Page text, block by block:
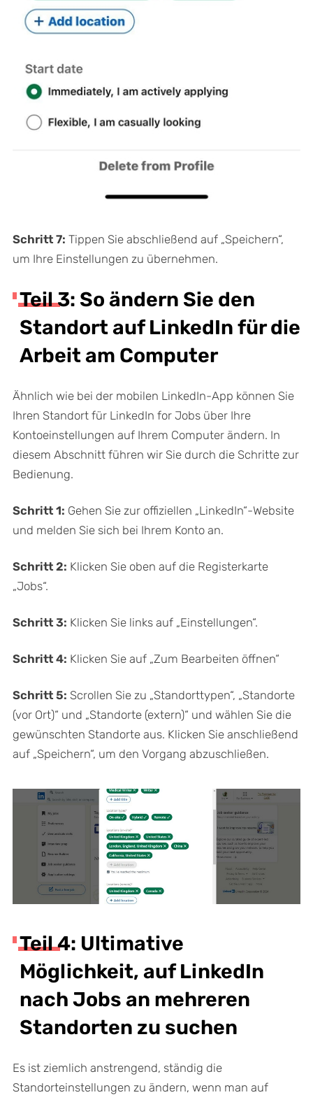
Schritt 7: Tippen Sie abschließend auf „Speichern“,
um Ihre Einstellungen zu übernehmen.
Teil 3: So ändern Sie den
Standort auf LinkedIn für die
Arbeit am Computer
Ähnlich wie bei der mobilen LinkedIn-App können Sie
Ihren Standort für LinkedIn for Jobs über Ihre
Kontoeinstellungen auf Ihrem Computer ändern. In
diesem Abschnitt führen wir Sie durch die Schritte zur
Bedienung.
Schritt 1: Gehen Sie zur offiziellen „LinkedIn“-Website
und melden Sie sich bei Ihrem Konto an.
Schritt 2: Klicken Sie oben auf die Registerkarte
„Jobs“.
Schritt 3: Klicken Sie links auf „Einstellungen“.
Schritt 4: Klicken Sie auf „Zum Bearbeiten öffnen“
Schritt 5: Scrollen Sie zu „Standorttypen“, „Standorte
(vor Ort)“ und „Standorte (extern)“ und wählen Sie die
gewünschten Standorte aus. Klicken Sie anschließend
auf „Speichern“, um den Vorgang abzuschließen.
Teil 4: Ultimative
Möglichkeit, auf LinkedIn
nach Jobs an mehreren
Standorten zu suchen
Es ist ziemlich anstrengend, ständig die
Standorteinstellungen zu ändern, wenn man auf